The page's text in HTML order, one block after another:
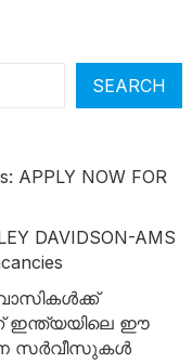
SEARCH
APPLY NOW FOR
DAVIDSON-AMS
ഇന്ത്യയിലെ ഈ
സർവീസുകൾ